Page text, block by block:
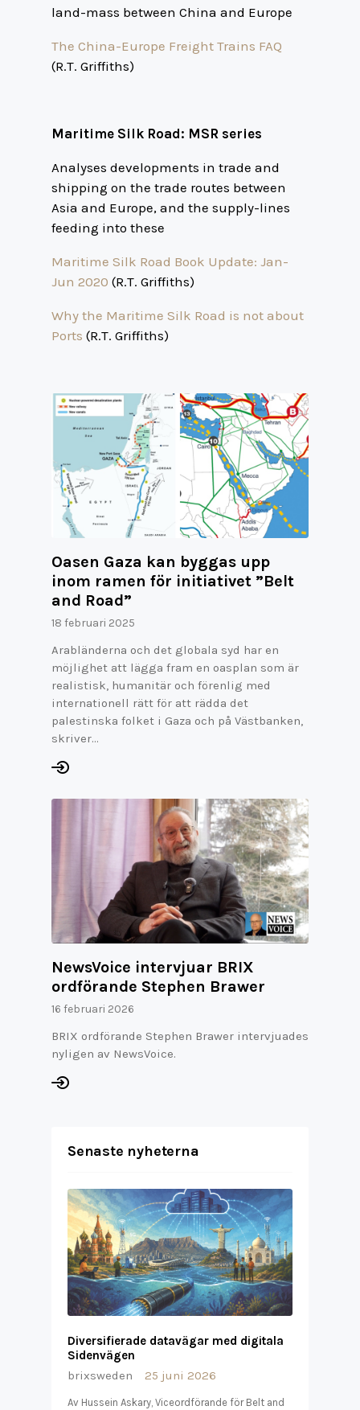
land-mass between China and Europe
The China-Europe Freight Trains FAQ
(R.T. Griffiths)
Maritime Silk Road: MSR series
Analyses developments in trade and
shipping on the trade routes between
Asia and Europe, and the supply-lines
feeding into these
Maritime Silk Road Book Update: Jan-
Jun 2020 (R.T. Griffiths)
Why the Maritime Silk Road is not about
Ports (R.T. Griffiths)
Oasen Gaza kan byggas upp
inom ramen för initiativet ”Belt
and Road”
18 februari 2025
Arabländerna och det globala syd har en
möjlighet att lägga fram en oasplan som är
realistisk, humanitär och förenlig med
internationell rätt för att rädda det
palestinska folket i Gaza och på Västbanken,
skriver…
NewsVoice intervjuar BRIX
ordförande Stephen Brawer
16 februari 2026
BRIX ordförande Stephen Brawer intervjuades
nyligen av NewsVoice.
Senaste nyheterna
Diversifierade datavägar med digitala
Sidenvägen
brixsweden
25 juni 2026
Av Hussein Askary, Viceordförande för Belt and